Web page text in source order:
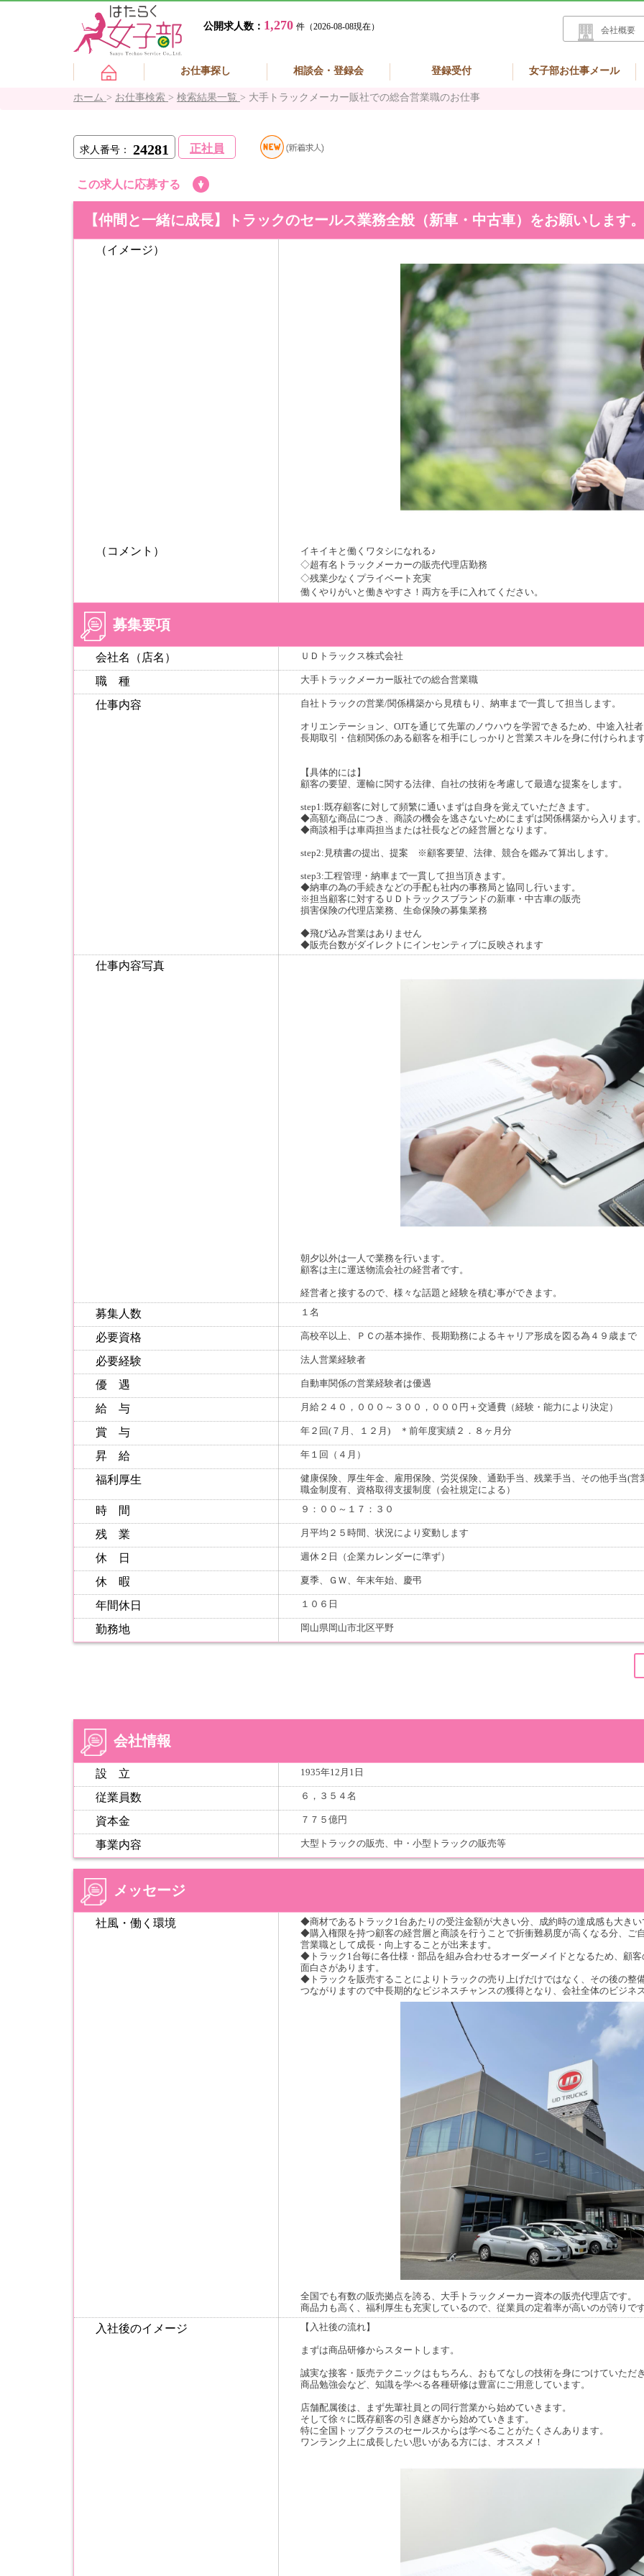
公開求人数： 1,270 件（2026-08-08現在） 会社概要
お仕事探し 相談会・登録会 登録受付 女子部お仕事メール
ホーム > お仕事検索 > 検索結果一覧 > 大手トラックメーカー販社での総合営業職のお仕事
求人番号： 24281 正社員
この求人に応募する
【仲間と一緒に成長】トラックのセールス業務全般（新車・中古車）をお願いします。
（イメージ）
（コメント）
イキイキと働くワタシになれる♪
◇超有名トラックメーカーの販売代理店勤務
◇残業少なくプライベート充実
働くやりがいと働きやすさ！両方を手に入れてください。
募集要項
会社名（店名） ＵＤトラックス株式会社
職 種 大手トラックメーカー販社での総合営業職
仕事内容 自社トラックの営業/関係構築から見積もり、納車まで一貫して担当します。
オリエンテーション、OJTを通じて先輩のノウハウを学習できるため、中途入社者
長期取引・信頼関係のある顧客を相手にしっかりと営業スキルを身に付けられます
【具体的には】
顧客の要望、運輸に関する法律、自社の技術を考慮して最適な提案をします。
step1:既存顧客に対して頻繁に通いまずは自身を覚えていただきます。
◆高額な商品につき、商談の機会を逃さないためにまずは関係構築から入ります。
◆商談相手は車両担当または社長などの経営層となります。
step2:見積書の提出、提案 ※顧客要望、法律、競合を鑑みて算出します。
step3:工程管理・納車まで一貫して担当頂きます。
◆納車の為の手続きなどの手配も社内の事務局と協同し行います。
※担当顧客に対するＵＤトラックスブランドの新車・中古車の販売
損害保険の代理店業務、生命保険の募集業務
◆飛び込み営業はありません
◆販売台数がダイレクトにインセンティブに反映されます
仕事内容写真
朝夕以外は一人で業務を行います。
顧客は主に運送物流会社の経営者です。
経営者と接するので、様々な話題と経験を積む事ができます。
募集人数 １名
必要資格 高校卒以上、ＰＣの基本操作、長期勤務によるキャリア形成を図る為４９歳まで
必要経験 法人営業経験者
優 遇 自動車関係の営業経験者は優遇
給 与 月給２４０，０００～３００，０００円＋交通費（経験・能力により決定）
賞 与 年２回(７月、１２月) ＊前年度実績２．８ヶ月分
昇 給 年１回（４月）
福利厚生
健康保険、厚生年金、雇用保険、労災保険、通勤手当、残業手当、その他手当(
職金制度有、資格取得支援制度（会社規定による）
時 間 ９：００～１７：３０
残 業 月平均２５時間、状況により変動します
休 日 週休２日（企業カレンダーに準ず）
休 暇 夏季、ＧＷ、年末年始、慶弔
年間休日 １０６日
勤務地 岡山県岡山市北区平野
会社情報
設 立 1935年12月1日
従業員数 ６，３５４名
資本金 ７７５億円
事業内容 大型トラックの販売、中・小型トラックの販売等
メッセージ
社風・働く環境
◆商材であるトラック1台あたりの受注金額が大きい分、成約時の達成感も大きい
◆購入権限を持つ顧客の経営層と商談を行うことで折衝難易度が高くなる分、ご
営業職として成長・向上することが出来ます。
◆トラック1台毎に各仕様・部品を組み合わせるオーダーメイドとなるため、顧
面白さがあります。
◆トラックを販売することによりトラックの売り上げだけではなく、その後の整
つながりますので中長期的なビジネスチャンスの獲得となり、会社全体のビジネ
全国でも有数の販売拠点を誇る、大手トラックメーカー資本の販売代理店です。
商品力も高く、福利厚生も充実しているので、従業員の定着率が高いのが誇りです
入社後のイメージ 【入社後の流れ】
まずは商品研修からスタートします。
誠実な接客・販売テクニックはもちろん、おもてなしの技術を身につけていただき
商品勉強会など、知識を学べる各種研修は豊富にご用意しています。
店舗配属後は、まず先輩社員との同行営業から始めていきます。
そして徐々に既存顧客の引き継ぎから始めていきます。
特に全国トップクラスのセールスからは学べることがたくさんあります。
ワンランク上に成長したい思いがある方には、オススメ！